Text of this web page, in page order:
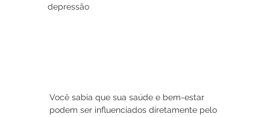
depressão
Você sabia que sua saúde e bem-estar
podem ser influenciados diretamente pelo